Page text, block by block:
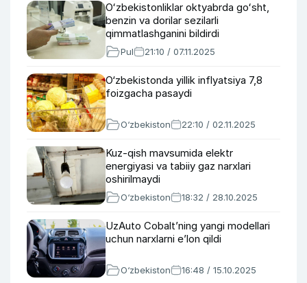
Oʻzbekistonliklar oktyabrda goʻsht,
benzin va dorilar sezilarli
qimmatlashganini bildirdi
Pul 21:10 / 07.11.2025
O‘zbekistonda yillik inflyatsiya 7,8
foizgacha pasaydi
O‘zbekiston 22:10 / 02.11.2025
Kuz-qish mavsumida elektr
energiyasi va tabiiy gaz narxlari
oshirilmaydi
O‘zbekiston 18:32 / 28.10.2025
UzAuto Cobalt’ning yangi modellari
uchun narxlarni e’lon qildi
O‘zbekiston 16:48 / 15.10.2025